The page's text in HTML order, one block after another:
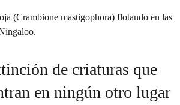
de criaturas que
en ningún otro lugar